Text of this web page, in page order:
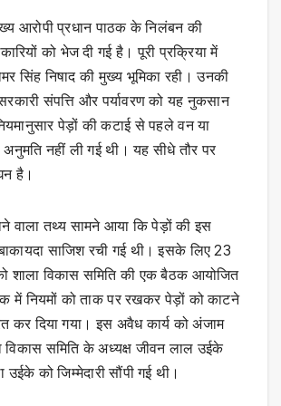
आरोपी प्रधान पाठक के निलंबन की
को भेज दी गई है। पूरी प्रक्रिया में
सिंह निषाद की मुख्य भूमिका रही। उनकी
संपत्ति और पर्यावरण को यह नुकसान
पेड़ों की कटाई से पहले वन या
अनुमति नहीं ली गई थी। यह सीधे तौर पर
है।
वाला तथ्य सामने आया कि पेड़ों की इस
साजिश रची गई थी। इसके लिए 23
शाला विकास समिति की एक बैठक आयोजित
में नियमों को ताक पर रखकर पेड़ों को काटने
कर दिया गया। इस अवैध कार्य को अंजाम
विकास समिति के अध्यक्ष जीवन लाल उईके
उईके को जिम्मेदारी सौंपी गई थी।